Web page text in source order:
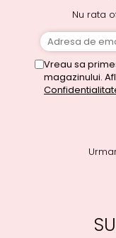
Nu rata
Vreau sa
magazinului.